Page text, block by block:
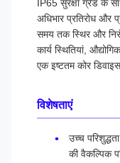
IP65 सुरक्षा ग्रेड के
अधिभार प्रतिरोध और
समय तक स्थिर और
कार्य स्थितियां,
एक इष्टतम कोर
विशेषताएं
उच्च
की वैकल्पिक